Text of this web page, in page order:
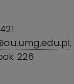
;
226